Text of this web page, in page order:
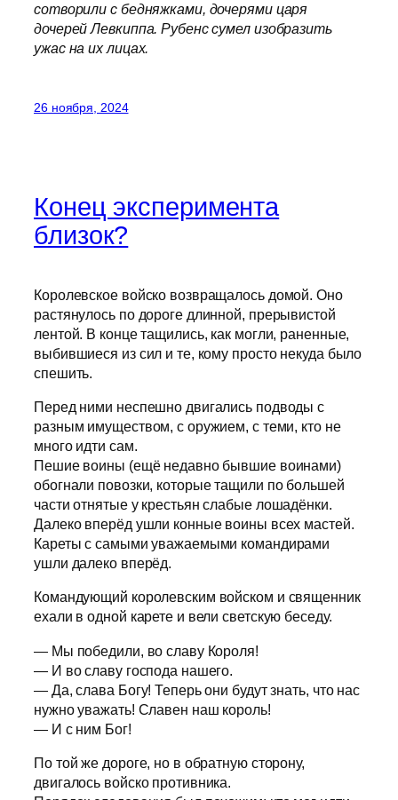
сотворили с бедняжками, дочерями царя
дочерей Левкиппа. Рубенс сумел изобразить
ужас на их лицах.
26 ноября, 2024
Конец эксперимента
близок?
Королевское войско возвращалось домой. Оно
растянулось по дороге длинной, прерывистой
лентой. В конце тащились, как могли, раненные,
выбившиеся из сил и те, кому просто некуда было
спешить.
Перед ними неспешно двигались подводы с
разным имуществом, с оружием, с теми, кто не
много идти сам.
Пешие воины (ещё недавно бывшие воинами)
обогнали повозки, которые тащили по большей
части отнятые у крестьян слабые лошадёнки.
Далеко вперёд ушли конные воины всех мастей.
Кареты с самыми уважаемыми командирами
ушли далеко вперёд.
Командующий королевским войском и священник
ехали в одной карете и вели светскую беседу.
— Мы победили, во славу Короля!
— И во славу господа нашего.
— Да, слава Богу! Теперь они будут знать, что нас
нужно уважать! Славен наш король!
— И с ним Бог!
По той же дороге, но в обратную сторону,
двигалось войско противника.